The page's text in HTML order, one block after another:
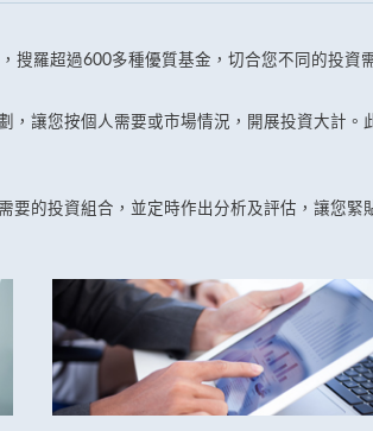
搜羅超過600多種優質基金，切合您不同的投資
，讓您按個人需要或市場情況，開展投資大計。
要的投資組合，並定時作出分析及評估，讓您緊